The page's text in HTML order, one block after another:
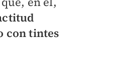
con tintes